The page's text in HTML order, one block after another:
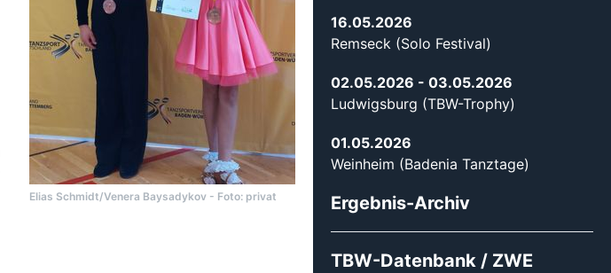
Elias Schmidt/Venera Baysadykov - Foto: privat
16.05.2026
Remseck (Solo Festival)
02.05.2026 - 03.05.2026
Ludwigsburg (TBW-Trophy)
01.05.2026
Weinheim (Badenia Tanztage)
Ergebnis-Archiv
TBW-Datenbank / ZWE